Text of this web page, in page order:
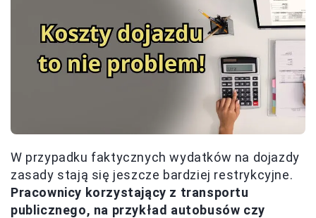
W przypadku faktycznych wydatków na dojazdy
zasady stają się jeszcze bardziej restrykcyjne.
Pracownicy korzystający z transportu
publicznego, na przykład autobusów czy